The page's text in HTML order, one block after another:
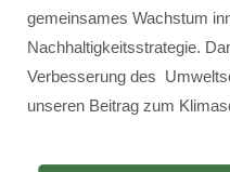
gemeinsames Wachstum
Nachhaltigkeitsstrategie.
Verbesserung des
unseren Beitrag zum